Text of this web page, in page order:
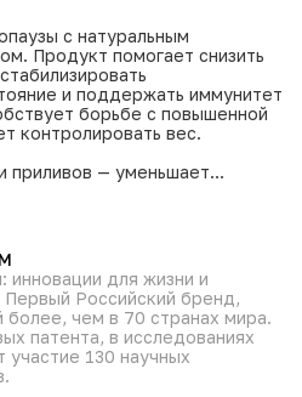
с натуральным
Продукт помогает снизить
и поддержать иммунитет
борьбе с повышенной
контролировать вес.
приливов — уменьшает
фона — помогает
— повышает жизненный тонус
укрепляет защитные силы
риск быстрого набора массы
улучшает общее качество
счёт гармонизации
инновации для жизни и
Первый Российский бренд,
более, чем в 70 странах мира.
патента, в исследованиях
участие 130 научных